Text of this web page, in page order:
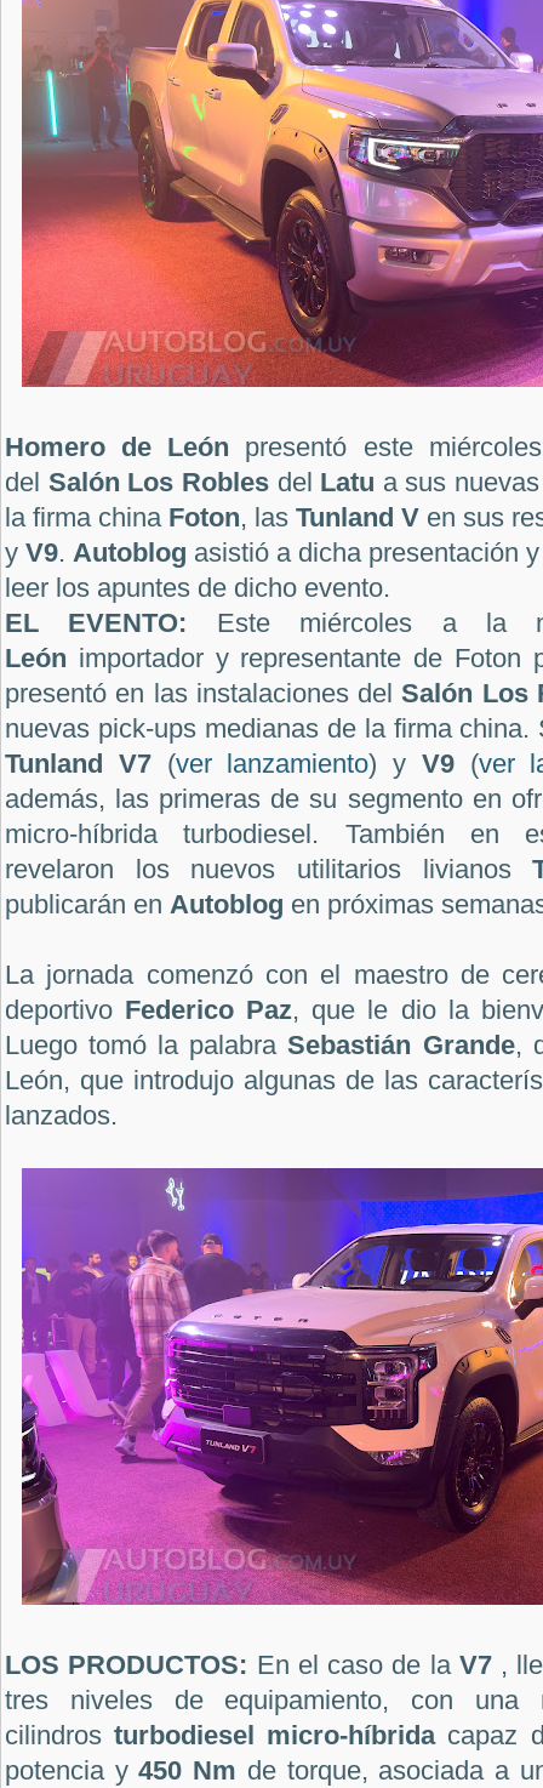
Homero de León presentó este
del Salón Los Roblesdel Latu a sus
la firma china Foton, las Tunland V en sus
y V9. Autoblog asistió a dicha presentación
leer los apuntes de dicho evento.
EL EVENTO: Este miércoles a la
León importador y representante de Foton
presentó en las instalaciones delSalón Los
nuevas pick-ups medianas de la firma
Tunland V7(ver lanzamiento) y V9 (ver
además, las primeras de su segmento en
micro-híbrida turbodiesel. También en
revelaron los nuevos utilitarios livianos
publicarán en Autoblog en próximas
La jornada comenzó con el maestro de
deportivo Federico Paz, que le dio la
Luego tomó la palabraSebastián Grande,
León, que introdujo algunas de las
lanzados.
LOS PRODUCTOS: En el caso de laV7 ,
tres niveles de equipamiento, con una
cilindrosturbodiesel micro-híbridacapaz
potencia y450 Nm de torque, asociada a